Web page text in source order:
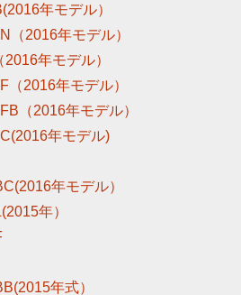
年モデル）
（2016年モデル）
2016年モデル）
（2016年モデル）
（2016年モデル）
年モデル)
年モデル）
年）
年式）